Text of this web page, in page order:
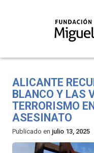
ALICANTE
BLANCO Y LAS
TERRORISMO
ASESINATO
Publicado en julio 13, 2025